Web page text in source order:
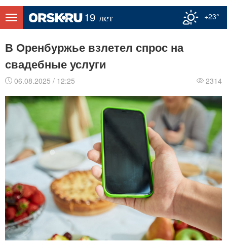
+23°
В Оренбуржье взлетел спрос на
свадебные услуги
06.08.2025 / 12:25 2314